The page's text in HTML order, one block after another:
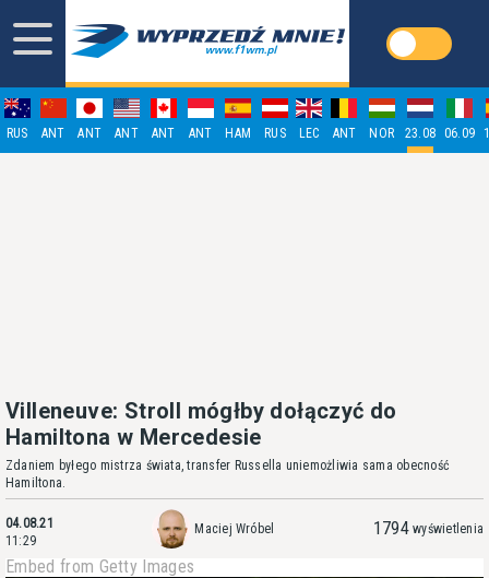
RUS ANT ANT ANT ANT ANT HAM RUS LEC ANT NOR 23.08 06.09
Villeneuve: Stroll mógłby dołączyć do
Hamiltona w Mercedesie
Zdaniem byłego mistrza świata, transfer Russella uniemożliwia sama obecność
Hamiltona.
04.08.21
11:29
Maciej Wróbel 1794 wyświetlenia
Embed from Getty Images